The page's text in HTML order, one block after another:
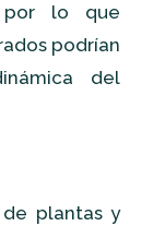
por lo que
podrían
del
de plantas y